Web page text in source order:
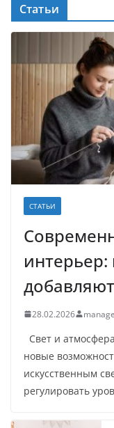
Статьи
СТАТЬИ
интерьер:
28.02.2026
Свет и
новые
искусственным
регулировать